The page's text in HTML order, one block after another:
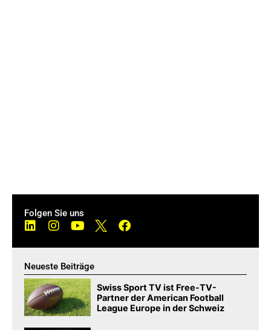
Folgen Sie uns
Neueste Beiträge
Swiss Sport TV ist Free-TV-
Partner der American Football
League Europe in der Schweiz